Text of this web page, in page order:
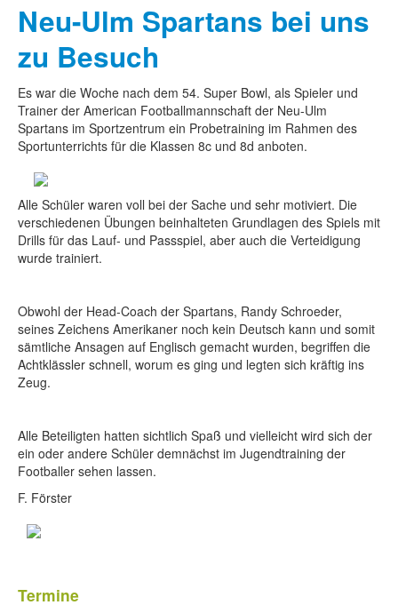
Neu-Ulm Spartans bei uns
zu Besuch
Es war die Woche nach dem 54. Super Bowl, als Spieler und
Trainer der American Footballmannschaft der Neu-Ulm
Spartans im Sportzentrum ein Probetraining im Rahmen des
Sportunterrichts für die Klassen 8c und 8d anboten.
Alle Schüler waren voll bei der Sache und sehr motiviert. Die
verschiedenen Übungen beinhalteten Grundlagen des Spiels mit
Drills für das Lauf- und Passspiel, aber auch die Verteidigung
wurde trainiert.
Obwohl der Head-Coach der Spartans, Randy Schroeder,
seines Zeichens Amerikaner noch kein Deutsch kann und somit
sämtliche Ansagen auf Englisch gemacht wurden, begriffen die
Achtklässler schnell, worum es ging und legten sich kräftig ins
Zeug.
Alle Beteiligten hatten sichtlich Spaß und vielleicht wird sich der
ein oder andere Schüler demnächst im Jugendtraining der
Footballer sehen lassen.
F. Förster
Termine